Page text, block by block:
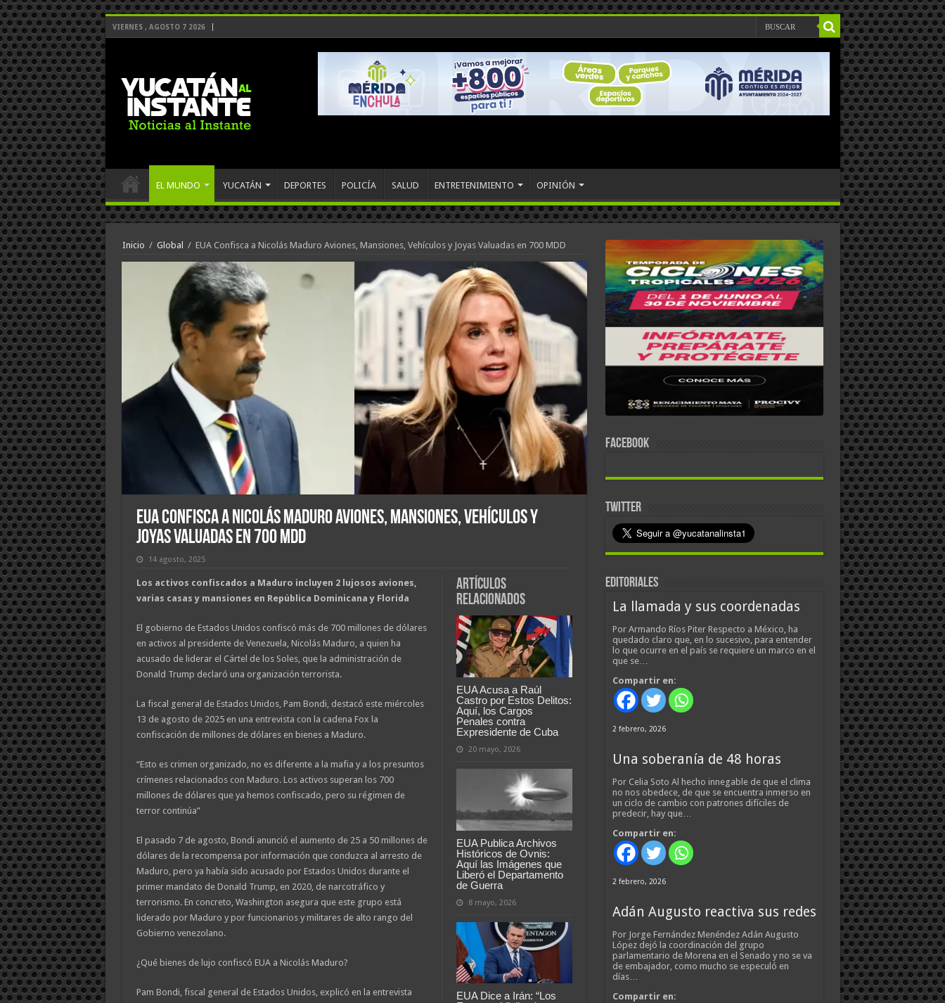
VIERNES , AGOSTO 7 2026
EL MUNDO YUCATÁN DEPORTES POLICÍA SALUD ENTRETENIMIENTO OPINIÓN
Inicio / Global / EUA Confisca a Nicolás Maduro Aviones, Mansiones, Vehículos y Joyas Valuadas en 700 MDD
EUA Confisca a Nicolás Maduro Aviones, Mansiones, Vehículos y
Joyas Valuadas en 700 MDD
14 agosto, 2025
Artículos
relacionados
EUA Acusa a Raúl
Castro por Estos Delitos:
Aquí, los Cargos
Penales contra
Expresidente de Cuba
20 mayo, 2026
EUA Publica Archivos
Históricos de Ovnis:
Aquí las Imágenes que
Liberó el Departamento
de Guerra
8 mayo, 2026
EUA Dice a Irán: “Los
Los activos confiscados a Maduro incluyen 2 lujosos aviones,
varias casas y mansiones en República Dominicana y Florida
El gobierno de Estados Unidos confiscó más de 700 millones de dólares
en activos al presidente de Venezuela, Nicolás Maduro, a quien ha
acusado de liderar el Cártel de los Soles, que la administración de
Donald Trump declaró una organización terrorista.
La fiscal general de Estados Unidos, Pam Bondi, destacó este miércoles
13 de agosto de 2025 en una entrevista con la cadena Fox la
confiscación de millones de dólares en bienes a Maduro.
“Esto es crimen organizado, no es diferente a la mafia y a los presuntos
crímenes relacionados con Maduro. Los activos superan los 700
millones de dólares que ya hemos confiscado, pero su régimen de
terror continúa”
El pasado 7 de agosto, Bondi anunció el aumento de 25 a 50 millones de
dólares de la recompensa por información que conduzca al arresto de
Maduro, pero ya había sido acusado por Estados Unidos durante el
primer mandato de Donald Trump, en 2020, de narcotráfico y
terrorismo. En concreto, Washington asegura que este grupo está
liderado por Maduro y por funcionarios y militares de alto rango del
Gobierno venezolano.
¿Qué bienes de lujo confiscó EUA a Nicolás Maduro?
Pam Bondi, fiscal general de Estados Unidos, explicó en la entrevista
FACEBOOK
TWITTER
EDITORIALES
La llamada y sus coordenadas
Por Armando Ríos Piter Respecto a México, ha
quedado claro que, en lo sucesivo, para entender
lo que ocurre en el país se requiere un marco en el
que se…
Compartir en:
2 febrero, 2026
Una soberanía de 48 horas
Por Celia Soto Al hecho innegable de que el clima
no nos obedece, de que se encuentra inmerso en
un ciclo de cambio con patrones difíciles de
predecir, hay que…
Compartir en:
2 febrero, 2026
Adán Augusto reactiva sus redes
Por Jorge Fernández Menéndez Adán Augusto
López dejó la coordinación del grupo
parlamentario de Morena en el Senado y no se va
de embajador, como mucho se especuló en
días…
Compartir en: